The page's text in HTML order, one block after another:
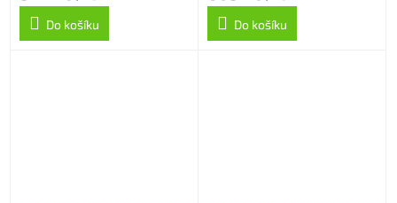
Do košíku
Do košíku